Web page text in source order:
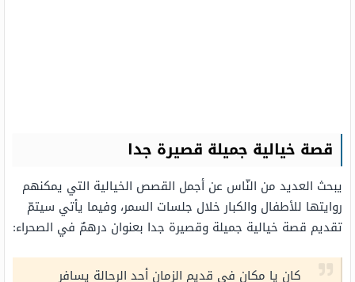
قصة خيالية جميلة قصيرة جدا
يبحث العديد من النّاس عن أجمل القصص الخيالية التي يمكنهم
روايتها للأطفال والكبار خلال جلسات السمر، وفيما يأتي سيتمّ
تقديم قصة خيالية جميلة وقصيرة جدا بعنوان درهمٌ في الصحراء:
كان يا مكان في قديم الزمان أحد الرحالة يسافر